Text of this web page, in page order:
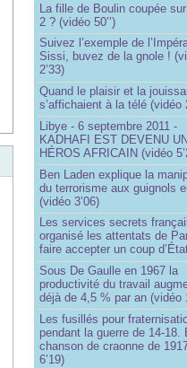
La fille de Boulin coupée
2 ? (vidéo 50’’)
Suivez l’exemple de
Sissi, buvez de la gnole !
2’33)
Quand le plaisir et la
s’affichaient à la télé (vidéo
Libye - 6 septembre 2011 -
KADHAFI EST DEVENU UN
HÉROS AFRICAIN (vidéo
Ben Laden explique la
du terrorisme aux guignols
(vidéo 3’06)
Les services secrets
organisé les attentats de
faire accepter un coup
Sous De Gaulle en 1967 la
productivité du travail
déjà de 4,5 % par an (vidéo
Les fusillés pour
pendant la guerre de 14-18.
chanson de craonne de
6’19)